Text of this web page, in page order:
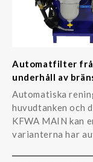
Automatfilter
underhåll av
Automatiska
huvudtanken och
KFWA MAIN kan
varianterna har